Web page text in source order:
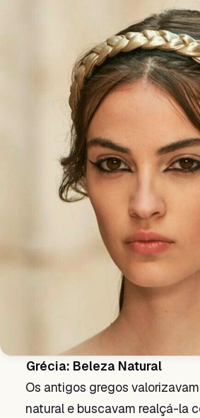
Grécia: Beleza Natural
Os antigos gregos
natural e buscavam realçá-la